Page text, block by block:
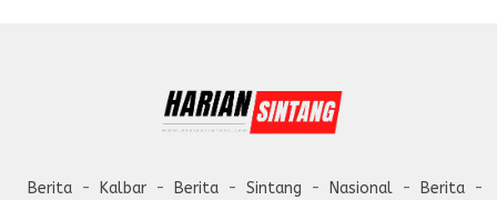
Berita Kalbar Berita Sintang Nasional
Berita